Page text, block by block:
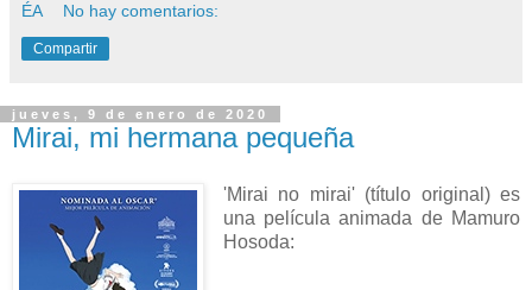
ÉA No hay comentarios:
Compartir
jueves, 9 de enero de 2020
Mirai, mi hermana pequeña
'Mirai no mirai' (título original) es
una película animada de Mamuro
Hosoda: